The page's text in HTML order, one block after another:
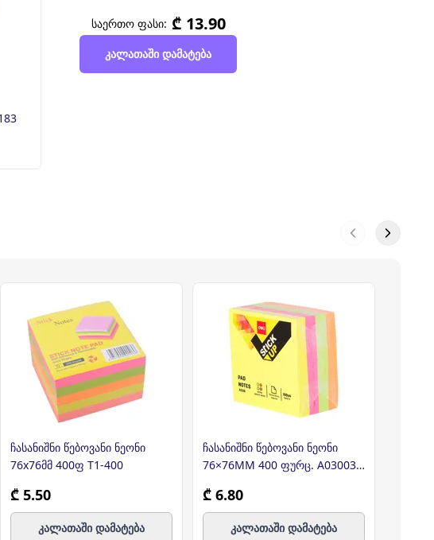
საერთო ფასი: ₾ 13.90
კალათაში დამატება
ჩასანიშნი წებოვანი ნეონი
76x76მმ 400ფ T1-400
₾ 5.50
კალათაში დამატება
ჩასანიშნი წებოვანი ნეონი
76×76MM 400 ფურც. A03003,
₾ 6.80
კალათაში დამატება